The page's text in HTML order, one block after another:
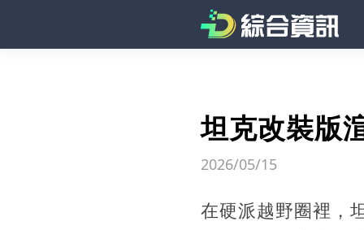
坦克改裝版
2026/05/15
在硬派越野圈裡，